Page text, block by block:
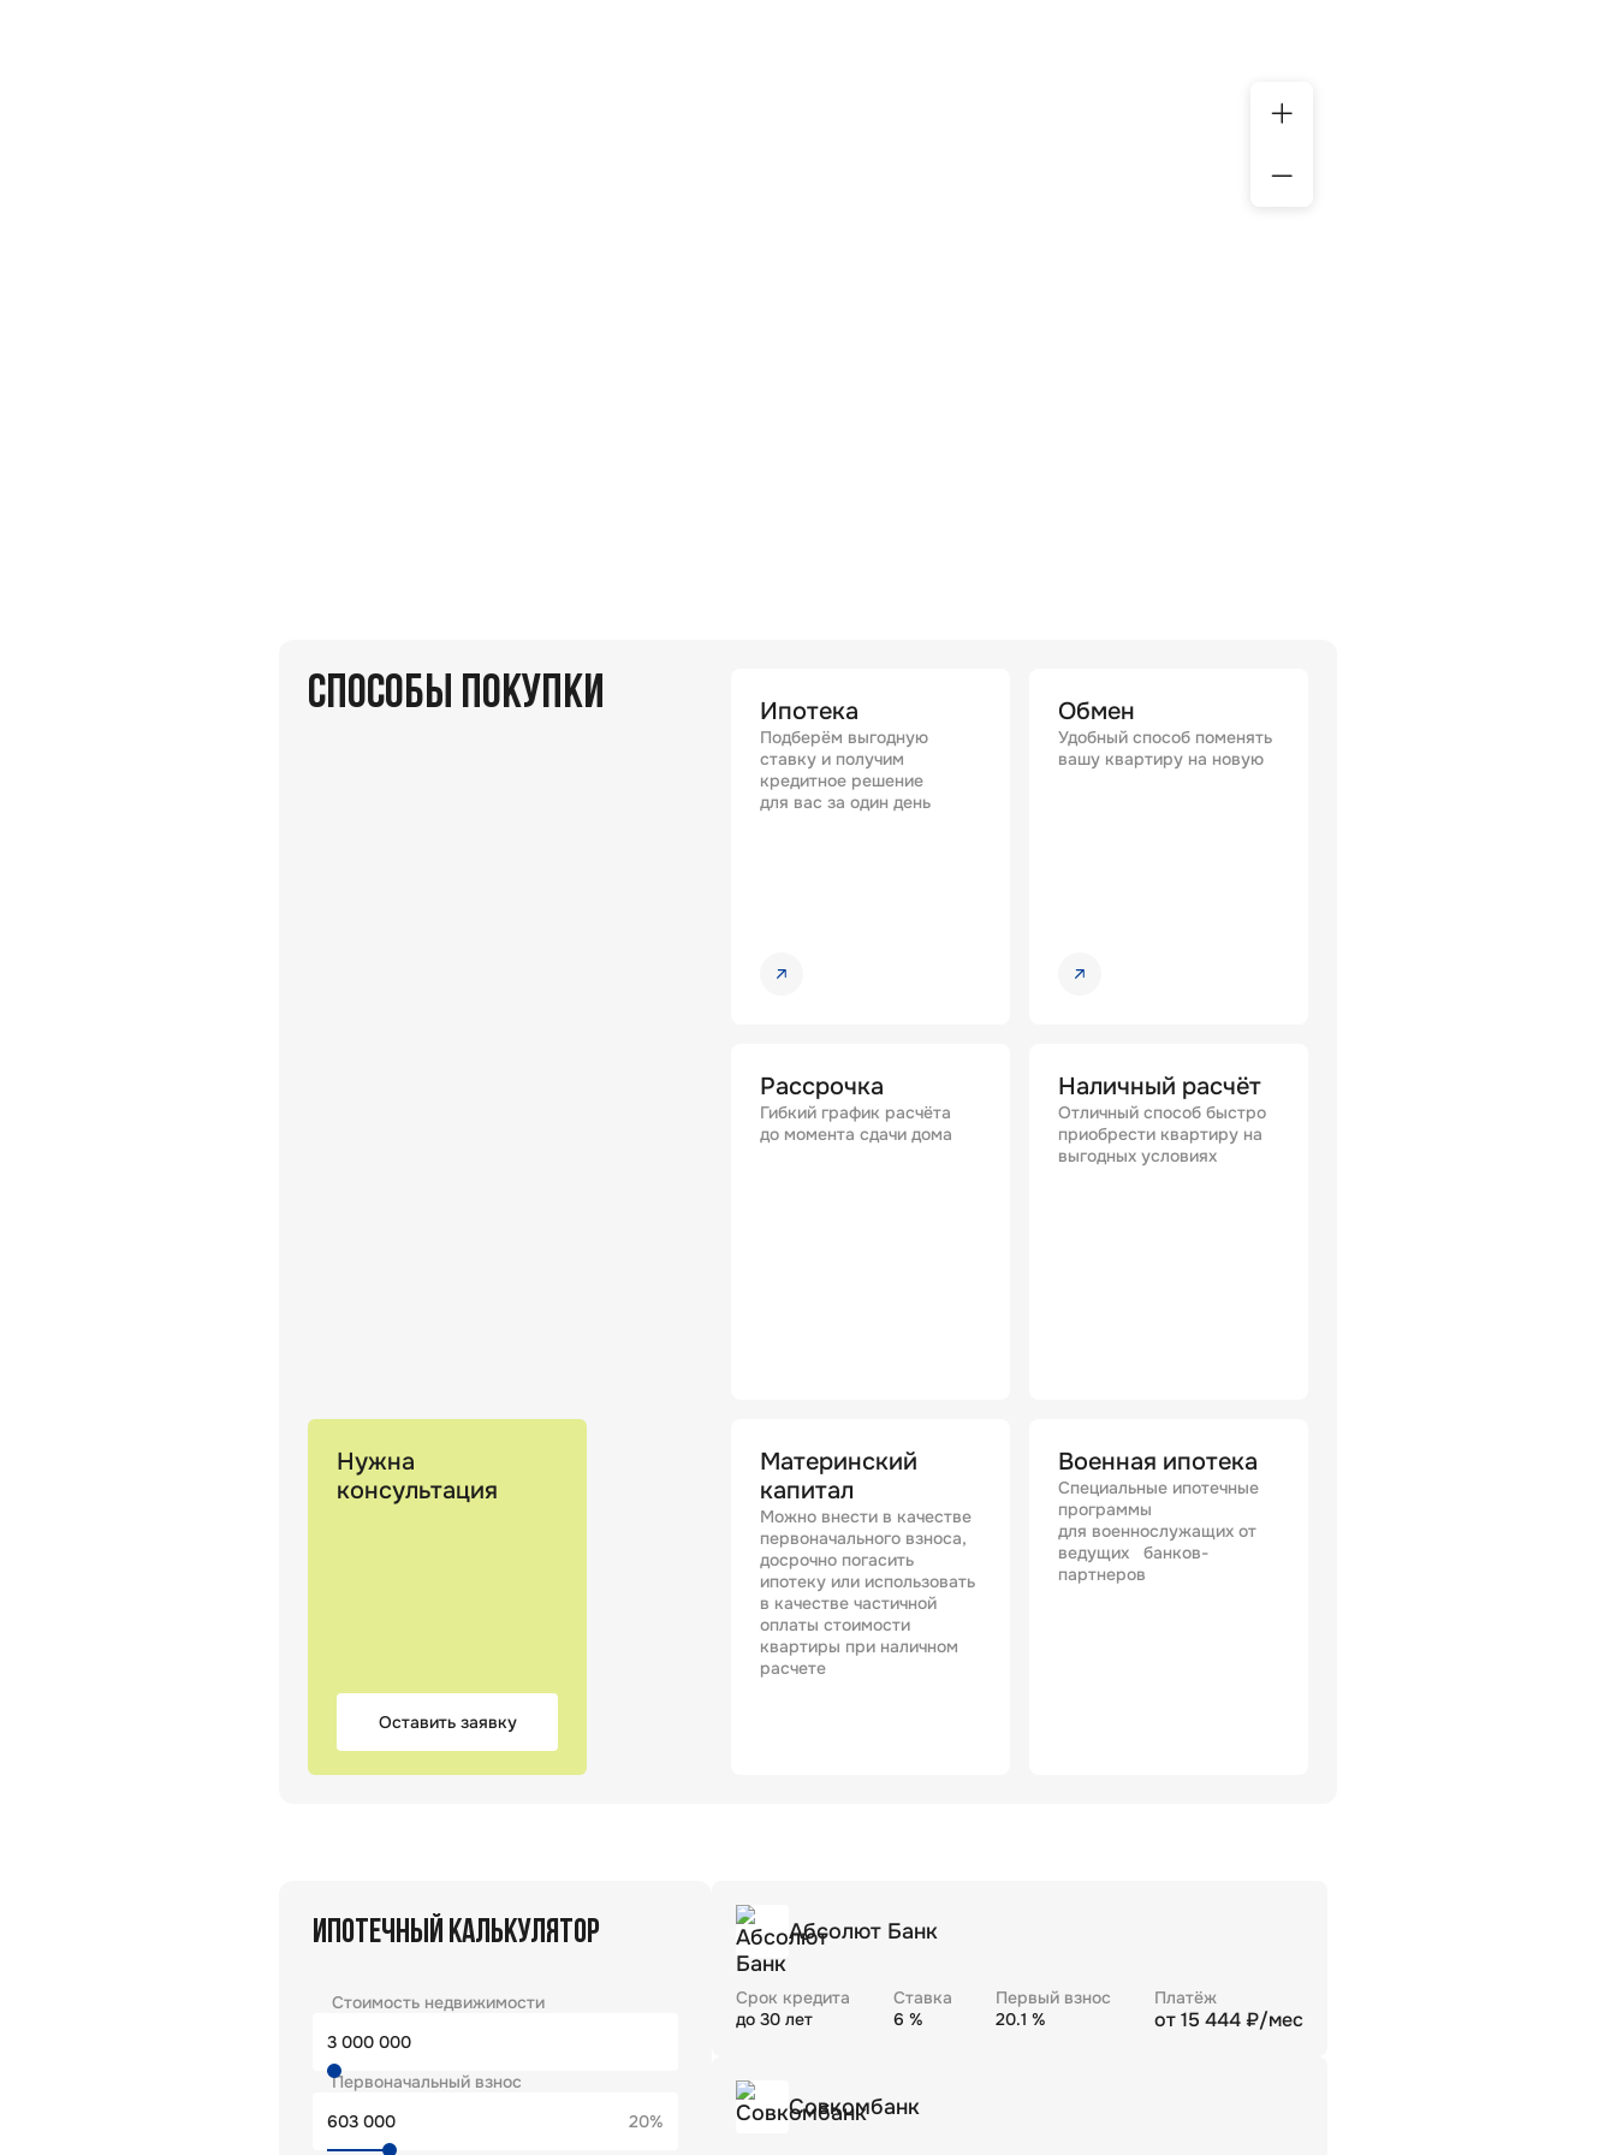
СПОСОБЫ ПОКУПКИ
Нужна
консультация
Оставить заявку
Ипотека
Подберём выгодную
ставку и получим
кредитное решение
для вас за один день
Обмен
Удобный способ поменять
вашу квартиру на новую
Рассрочка
Гибкий график расчёта
до момента сдачи дома
Наличный расчёт
Отличный способ быстро
приобрести квартиру на
выгодных условиях
Материнский
капитал
Можно внести в качестве
первоначального взноса,
досрочно погасить
ипотеку или использовать
в качестве частичной
оплаты стоимости
квартиры при наличном
расчете
Военная ипотека
Специальные ипотечные
программы
для военнослужащих от
ведущих банков-
партнеров
ИПОТЕЧНЫЙ КАЛЬКУЛЯТОР
Стоимость недвижимости
Первоначальный взнос
20%
Абсолют Банк
Срок кредита
до 30 лет
Ставка
6 %
Первый взнос
20.1 %
Платёж
от15 444₽/мес
Совкомбанк